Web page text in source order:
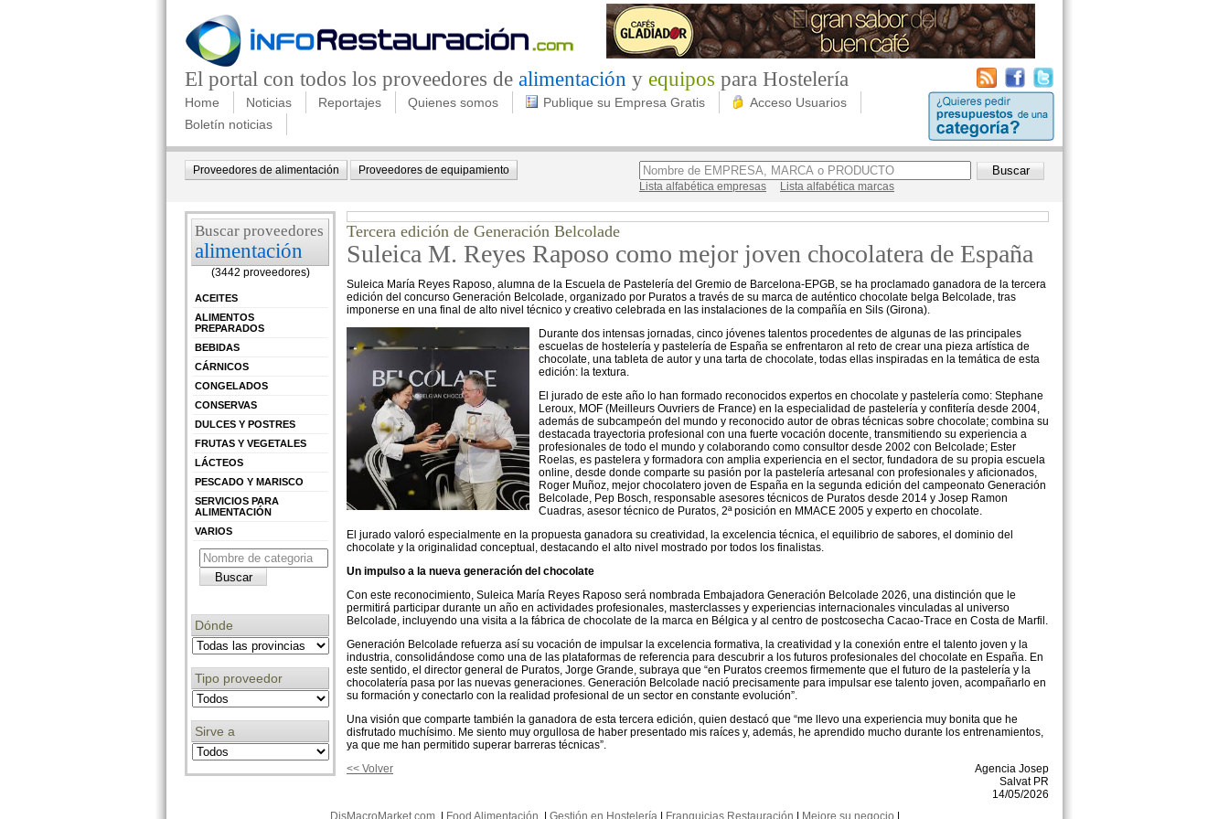
El portal con todos los proveedores de alimentación y equipos para Hostelería
Home Noticias Reportajes Quienes somos Publique su Empresa Gratis
Acceso Usuarios
Boletín noticias
Proveedores de alimentación
Proveedores de equipamiento
Lista alfabética empresas
Lista alfabética marcas
Buscar proveedores
alimentación
(3442 proveedores)
ACEITES
ALIMENTOS
PREPARADOS
BEBIDAS
CÁRNICOS
CONGELADOS
CONSERVAS
DULCES Y POSTRES
FRUTAS Y VEGETALES
LÁCTEOS
PESCADO Y MARISCO
SERVICIOS PARA
ALIMENTACIÓN
VARIOS
Dónde
Tipo proveedor
Sirve a
Tercera edición de Generación Belcolade
Suleica M. Reyes Raposo como mejor joven chocolatera de España
Suleica María Reyes Raposo, alumna de la Escuela de Pastelería del Gremio de Barcelona-EPGB, se ha proclamado ganadora de la tercera
edición del concurso Generación Belcolade, organizado por Puratos a través de su marca de auténtico chocolate belga Belcolade, tras
imponerse en una final de alto nivel técnico y creativo celebrada en las instalaciones de la compañía en Sils (Girona).
Durante dos intensas jornadas, cinco jóvenes talentos procedentes de algunas de las principales
escuelas de hostelería y pastelería de España se enfrentaron al reto de crear una pieza artística de
chocolate, una tableta de autor y una tarta de chocolate, todas ellas inspiradas en la temática de esta
edición: la textura.
El jurado de este año lo han formado reconocidos expertos en chocolate y pastelería como: Stephane
Leroux, MOF (Meilleurs Ouvriers de France) en la especialidad de pastelería y confitería desde 2004,
además de subcampeón del mundo y reconocido autor de obras técnicas sobre chocolate; combina su
destacada trayectoria profesional con una fuerte vocación docente, transmitiendo su experiencia a
profesionales de todo el mundo y colaborando como consultor desde 2002 con Belcolade; Ester
Roelas, es pastelera y formadora con amplia experiencia en el sector, fundadora de su propia escuela
online, desde donde comparte su pasión por la pastelería artesanal con profesionales y aficionados,
Roger Muñoz, mejor chocolatero joven de España en la segunda edición del campeonato Generación
Belcolade, Pep Bosch, responsable asesores técnicos de Puratos desde 2014 y Josep Ramon
Cuadras, asesor técnico de Puratos, 2ª posición en MMACE 2005 y experto en chocolate.
El jurado valoró especialmente en la propuesta ganadora su creatividad, la excelencia técnica, el equilibrio de sabores, el dominio del
chocolate y la originalidad conceptual, destacando el alto nivel mostrado por todos los finalistas.
Un impulso a la nueva generación del chocolate
Con este reconocimiento, Suleica María Reyes Raposo será nombrada Embajadora Generación Belcolade 2026, una distinción que le
permitirá participar durante un año en actividades profesionales, masterclasses y experiencias internacionales vinculadas al universo
Belcolade, incluyendo una visita a la fábrica de chocolate de la marca en Bélgica y al centro de postcosecha Cacao-Trace en Costa de Marfil.
Generación Belcolade refuerza así su vocación de impulsar la excelencia formativa, la creatividad y la conexión entre el talento joven y la
industria, consolidándose como una de las plataformas de referencia para descubrir a los futuros profesionales del chocolate en España. En
este sentido, el director general de Puratos, Jorge Grande, subraya que “en Puratos creemos firmemente que el futuro de la pastelería y la
chocolatería pasa por las nuevas generaciones. Generación Belcolade nació precisamente para impulsar ese talento joven, acompañarlo en
su formación y conectarlo con la realidad profesional de un sector en constante evolución”.
Una visión que comparte también la ganadora de esta tercera edición, quien destacó que “me llevo una experiencia muy bonita que he
disfrutado muchísimo. Me siento muy orgullosa de haber presentado mis raíces y, además, he aprendido mucho durante los entrenamientos,
ya que me han permitido superar barreras técnicas”.
<< Volver
Agencia Josep
Salvat PR
14/05/2026
DisMacroMarket.com| Food Alimentación Gestión en Hostelería Franquicias Restauración Mejore su negocio